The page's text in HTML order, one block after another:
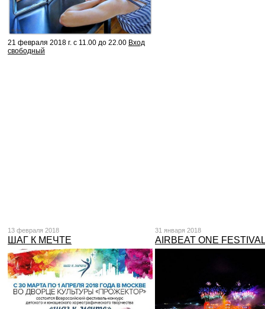
21 февраля 2018 г. с 11.00 до 22.00 Вход
свободный
13 февраля 2018
ШАГ К МЕЧТЕ
31 января 2018
AIRBEAT ONE